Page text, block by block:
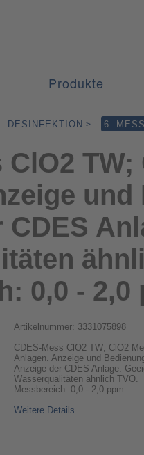
Produkte
DESINFEKTION > 6.
ClO2
CDES
0,0 - 2,0
Artikelnummer: 3331075898
CDES-Mess ClO2 TW; ClO2
Anlagen. Anzeige und
Anzeige der CDES Anlage.
Wasserqualitäten ähnlich TVO.
Messbereich: 0,0 - 2,0 ppm
Weitere Details